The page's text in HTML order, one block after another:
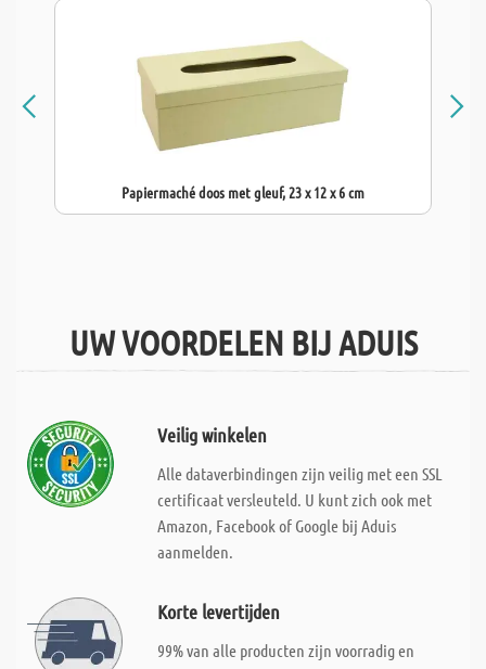
Papiermaché doos met gleuf, 23 x 12 x 6 cm
UW VOORDELEN BIJ ADUIS
Veilig winkelen
Alle dataverbindingen zijn veilig met een SSL
certificaat versleuteld. U kunt zich ook met
Amazon, Facebook of Google bij Aduis
aanmelden.
Korte levertijden
99% van alle producten zijn voorradig en